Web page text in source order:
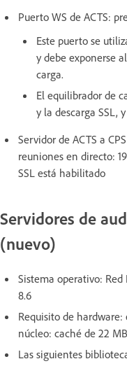
Puerto WS de ACTS:
Este puerto se
y debe exponerse
carga.
El equilibrador de
y la descarga SSL,
Servidor de ACTS a
reuniones en directo:
SSL está habilitado
Servidores de
(nuevo)
Sistema operativo:
8.6
Requisito de
núcleo: caché de 22
Las siguientes